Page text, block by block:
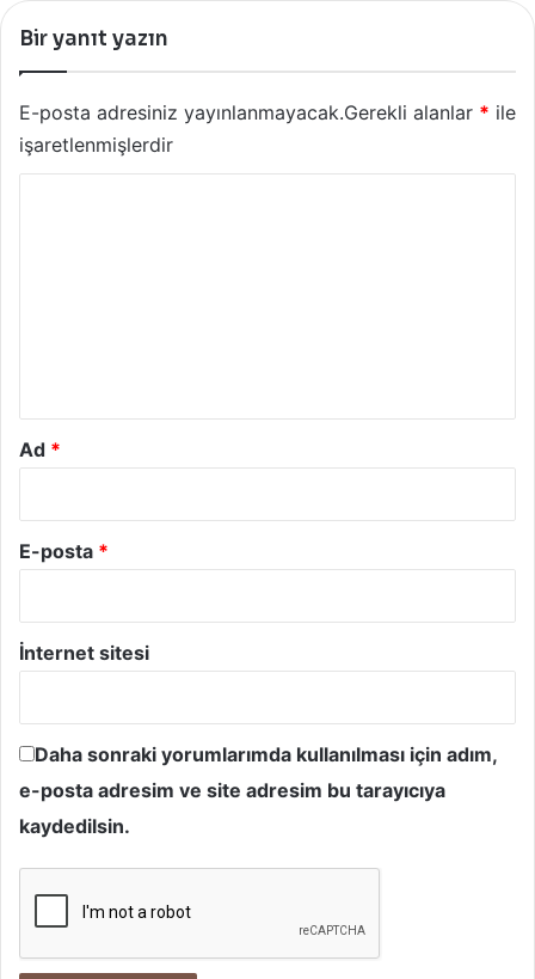
Bir yanıt yazın
E-posta adresiniz yayınlanmayacak.Gerekli alanlar * ile
işaretlenmişlerdir
Ad *
E-posta *
İnternet sitesi
Daha sonraki yorumlarımda kullanılması için adım,
e-posta adresim ve site adresim bu tarayıcıya
kaydedilsin.